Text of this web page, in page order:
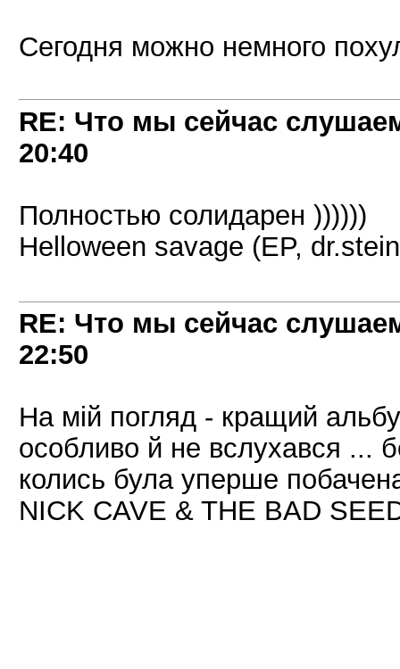
Сегодня можно немного
RE: Что мы сейчас
20:40
Полностью солидарен ))))))
Helloween savage (EP,
RE: Что мы сейчас
22:50
На мій погляд - кращий
особливо й не вслухався ...
колись була уперше
NICK CAVE & THE BAD